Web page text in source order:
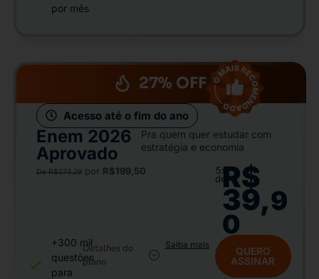
por mês
27% OFF
Acesso até o fim do ano
Enem 2026
Aprovado
Pra quem quer estudar com
estratégia e economia
De R$273,29 por R$199,50 5x
deR$
39,9
0
+300 mil
questões
para
Detalhes do
plano
Saiba mais
QUERO
ASSINAR